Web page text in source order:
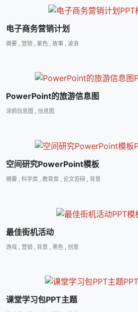
电子商务营销计划
摘要 营销 紫色 故事 波浪
PowerPoint的旅游信息图
涂鸦信息图 , 信息图
空间研究PowerPoint模板
摘要 , 科学类 , 教育类 , 论文答辩 , 背景
最佳街机活动
游戏 营销 背景 黑色 创意
课堂学习包PPT主题